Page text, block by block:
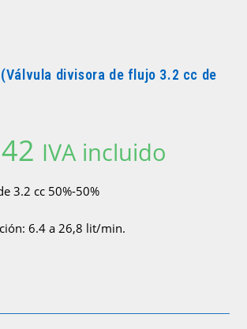
(Válvula divisora de flujo 3.2 cc de
IVA incluido
3.2 cc 50%-50%
6.4 a 26,8 lit/min.